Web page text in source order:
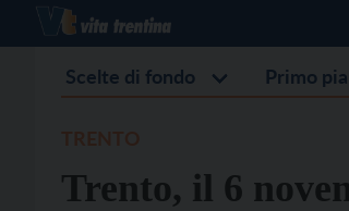
Scelte di fondo Primo
Trento, il 6